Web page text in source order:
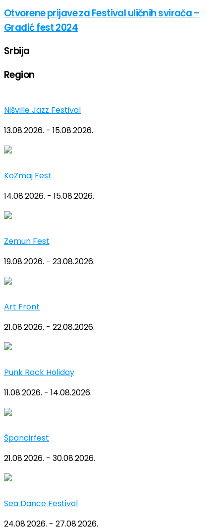
Otvorene prijave za Festival uličnih svirača –
Gradić fest 2024
Srbija
Region
Nišville Jazz Festival
13.08.2026. - 15.08.2026.
KoZmaj Fest
14.08.2026. - 15.08.2026.
Zemun Fest
19.08.2026. - 23.08.2026.
Art Front
21.08.2026. - 22.08.2026.
Punk Rock Holiday
11.08.2026. - 14.08.2026.
Špancirfest
21.08.2026. - 30.08.2026.
Sea Dance Festival
24.08.2026. - 27.08.2026.